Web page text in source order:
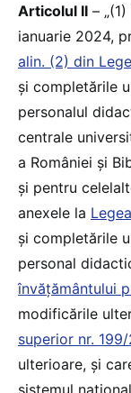
Articolul II –
ianuarie 2024,
alin. (2) din
și completările
personalul
centrale
a României și
și pentru
anexele la
și completările
personal
învățământului
modificările
superior nr.
ulterioare, și
sistemul